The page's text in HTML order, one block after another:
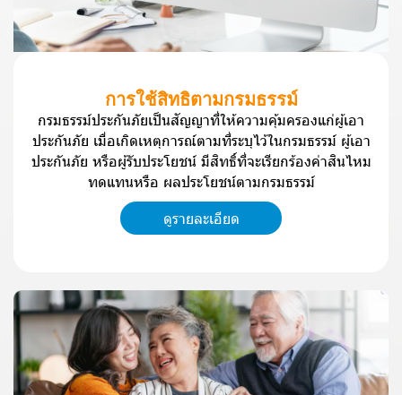
การใช้สิทธิตามกรมธรรม์
กรมธรรม์ประกันภัยเป็นสัญญาที่ให้ความคุ้มครองแก่ผู้เอา
ประกันภัย เมื่อเกิดเหตุการณ์ตามที่ระบุไว้ในกรมธรรม์ ผู้เอา
ประกันภัย หรือผู้รับประโยชน์ มีสิทธิ์ที่จะเรียกร้องค่าสินไหม
ทดแทนหรือ ผลประโยชน์ตามกรมธรรม์
ดูรายละเอียด